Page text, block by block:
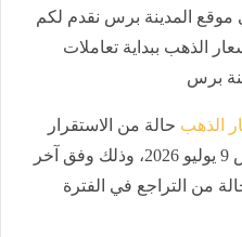
موقع المدينة برس نقدم لكم
الذهب ببداية تعاملات
الذهب حالة من الاستقرار
في بداية تعاملات اليوم الخميس 9 يوليو 2026، وذلك وفق آخر
من التراجع في الفترة